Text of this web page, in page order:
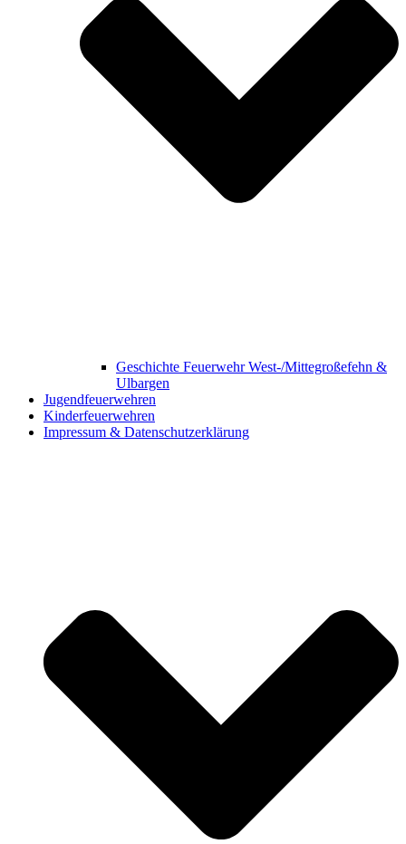
Geschichte Feuerwehr West-/Mittegroßefehn &
Ulbargen
Jugendfeuerwehren
Kinderfeuerwehren
Impressum & Datenschutzerklärung